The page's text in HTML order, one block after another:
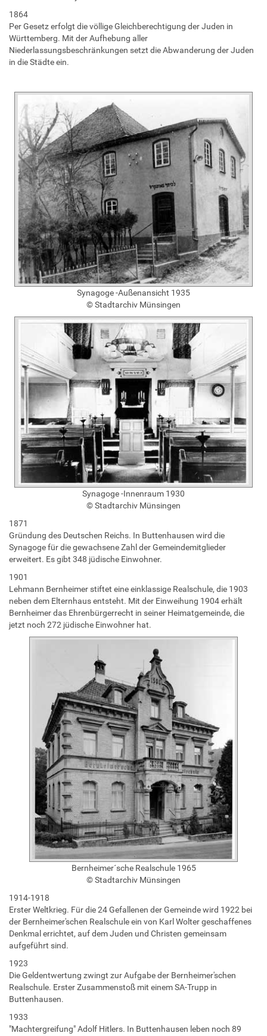
1864
Per Gesetz erfolgt die völlige Gleichberechtigung der Juden in
Württemberg. Mit der Aufhebung aller
Niederlassungsbeschränkungen setzt die Abwanderung der Juden
in die Städte ein.
Synagoge -Außenansicht 1935
© Stadtarchiv Münsingen
Synagoge -Innenraum 1930
© Stadtarchiv Münsingen
1871
Gründung des Deutschen Reichs. In Buttenhausen wird die
Synagoge für die gewachsene Zahl der Gemeindemitglieder
erweitert. Es gibt 348 jüdische Einwohner.
1901
Lehmann Bernheimer stiftet eine einklassige Realschule, die 1903
neben dem Elternhaus entsteht. Mit der Einweihung 1904 erhält
Bernheimer das Ehrenbürgerrecht in seiner Heimatgemeinde, die
jetzt noch 272 jüdische Einwohner hat.
Bernheimer´sche Realschule 1965
© Stadtarchiv Münsingen
1914-1918
Erster Weltkrieg. Für die 24 Gefallenen der Gemeinde wird 1922 bei
der Bernheimer'schen Realschule ein von Karl Wolter geschaffenes
Denkmal errichtet, auf dem Juden und Christen gemeinsam
aufgeführt sind.
1923
Die Geldentwertung zwingt zur Aufgabe der Bernheimer'schen
Realschule. Erster Zusammenstoß mit einem SA-Trupp in
Buttenhausen.
1933
"Machtergreifung" Adolf Hitlers. In Buttenhausen leben noch 89